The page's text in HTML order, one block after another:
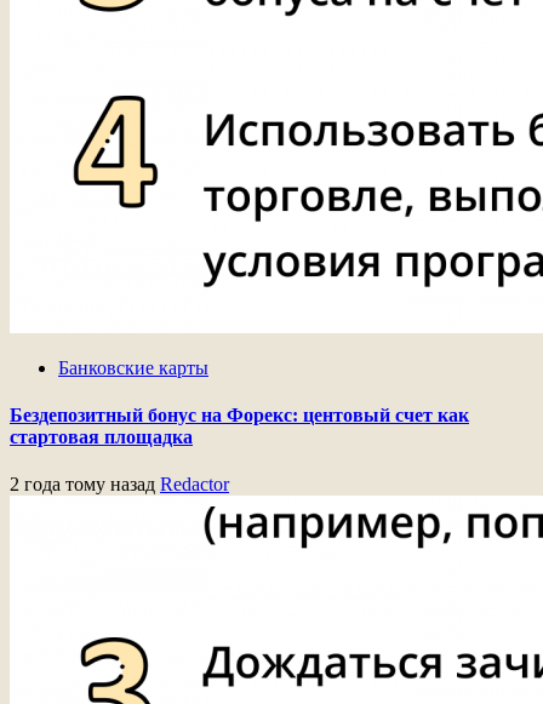
Банковские карты
Бездепозитный бонус на Форекс: центовый счет как
стартовая площадка
2 года тому назад Redactor